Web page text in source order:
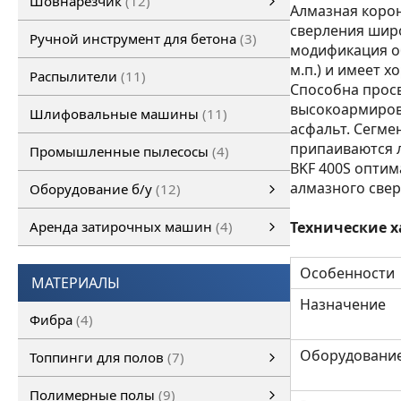
Ручной инструмент для бетона 3
Распылители 11
Шлифовальные машины 11
Промышленные пылесосы 4
Оборудование б/у 12
Аренда затирочных машин 4
МАТЕРИАЛЫ
Фибра 4
Топпинги для полов 7
Полимерные полы 9
Алмазная
сверления
модификация
м.п.) и имеет
Способна
асфальт.
припаиваются
BKF 400S
алмазного
Технические
Особенности
Назначение